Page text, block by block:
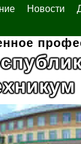
Новости